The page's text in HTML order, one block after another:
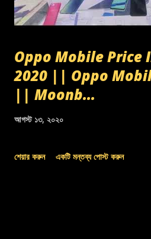
Oppo Mobile Price
2020 || Oppo
|| Moonb...
আগস্ট ১৩, ২০২০
শেয়ার করুন একটি মন্তব্য পোস্ট করুন